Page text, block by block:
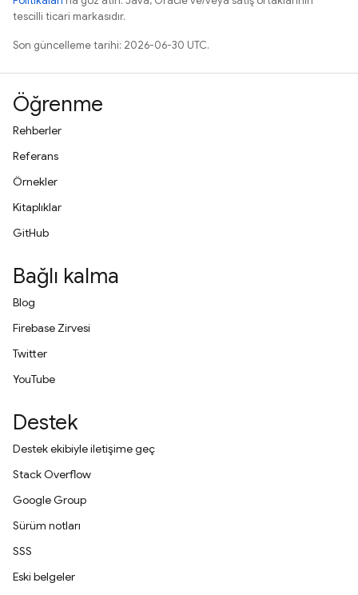
tescilli ticari markasıdır.
Son güncelleme tarihi: 2026-06-30 UTC.
Öğrenme
Rehberler
Referans
Örnekler
Kitaplıklar
GitHub
Bağlı kalma
Blog
Firebase Zirvesi
Twitter
YouTube
Destek
Destek ekibiyle iletişime geç
Stack Overflow
Google Group
Sürüm notları
SSS
Eski belgeler